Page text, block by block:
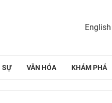
English
SỰ VĂN HÓA KHÁM PHÁ